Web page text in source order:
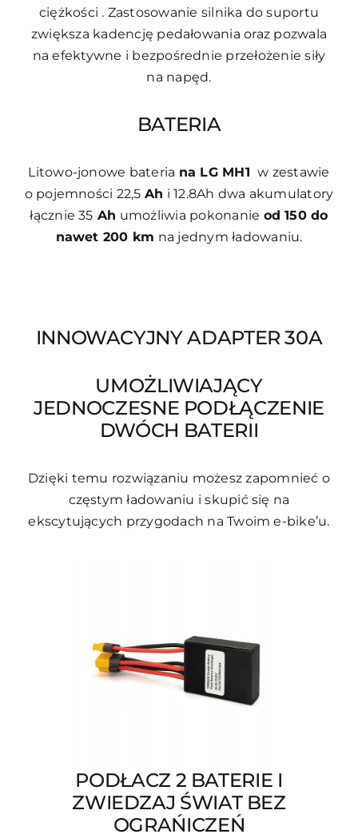
ciężkości . Zastosowanie silnika do suportu
zwiększa kadencję pedałowania oraz pozwala
na efektywne i bezpośrednie przełożenie siły
na napęd.
BATERIA
Litowo-jonowe bateria na LG MH1 w zestawie
o pojemności 22,5 Ah i 12.8Ah dwa akumulatory
łącznie 35 Ah umożliwia pokonanie od 150 do
nawet 200 km na jednym ładowaniu.
INNOWACYJNY ADAPTER 30A
UMOŻLIWIAJĄCY
JEDNOCZESNE PODŁĄCZENIE
DWÓCH BATERII
Dzięki temu rozwiązaniu możesz zapomnieć o
częstym ładowaniu i skupić się na
ekscytujących przygodach na Twoim e-bike’u.
PODŁACZ 2 BATERIE I
ZWIEDZAJ ŚWIAT BEZ
OGRAŃICZEŃ